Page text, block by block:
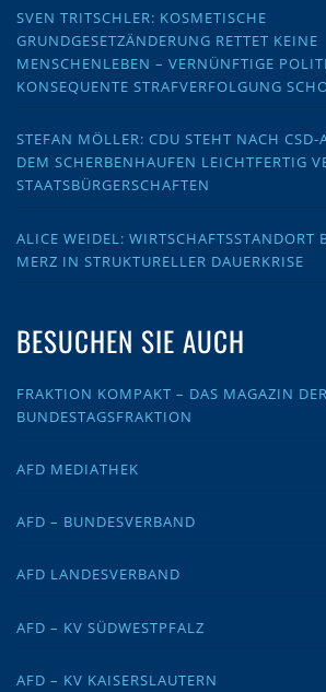
SVEN TRITSCHLER: KOSMETISCHE
GRUNDGESETZÄNDERUNG RETTET KEINE
MENSCHENLEBEN – VERNÜNFTIGE
KONSEQUENTE STRAFVERFOLGUNG
STEFAN MÖLLER: CDU STEHT NACH CSD-
DEM SCHERBENHAUFEN LEICHTFERTIG
STAATSBÜRGERSCHAFTEN
ALICE WEIDEL: WIRTSCHAFTSSTANDORT
MERZ IN STRUKTURELLER DAUERKRISE
BESUCHEN SIE AUCH
FRAKTION KOMPAKT – DAS MAGAZIN
BUNDESTAGSFRAKTION
AFD MEDIATHEK
AFD – BUNDESVERBAND
AFD LANDESVERBAND
AFD – KV SÜDWESTPFALZ
AFD – KV KAISERSLAUTERN